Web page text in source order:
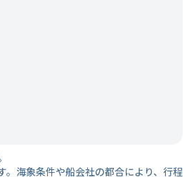
。海象条件や船会社の都合により、行程